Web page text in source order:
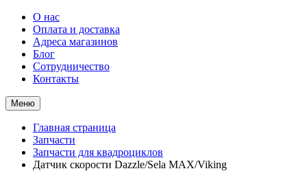
О нас
Оплата и доставка
Адреса магазинов
Блог
Сотрудничество
Контакты
Меню
Главная страница
Запчасти
Запчасти для квадроциклов
Датчик скорости Dazzle/Sela MAX/Viking